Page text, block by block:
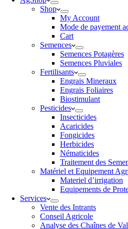
Shop
My Account
Mode de payement
Cart
Semences
Semences Potagères
Semences Pluviales
Fertilisants
Engrais Mineraux
Engrais Foliaires
Biostimulant
Pesticides
Insecticides
Acaricides
Fongicides
Herbicides
Nématicides
Traitement des
Matériel et Equipement
Materiel d’irrigation
Equipements de
Services
Vente des Intrants
Conseil Agricole
Analyse des Chaînes de